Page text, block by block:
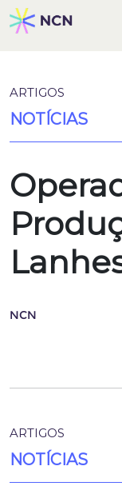
ARTIGOS
NOTÍCIAS
NCN
ARTIGOS
NOTÍCIAS